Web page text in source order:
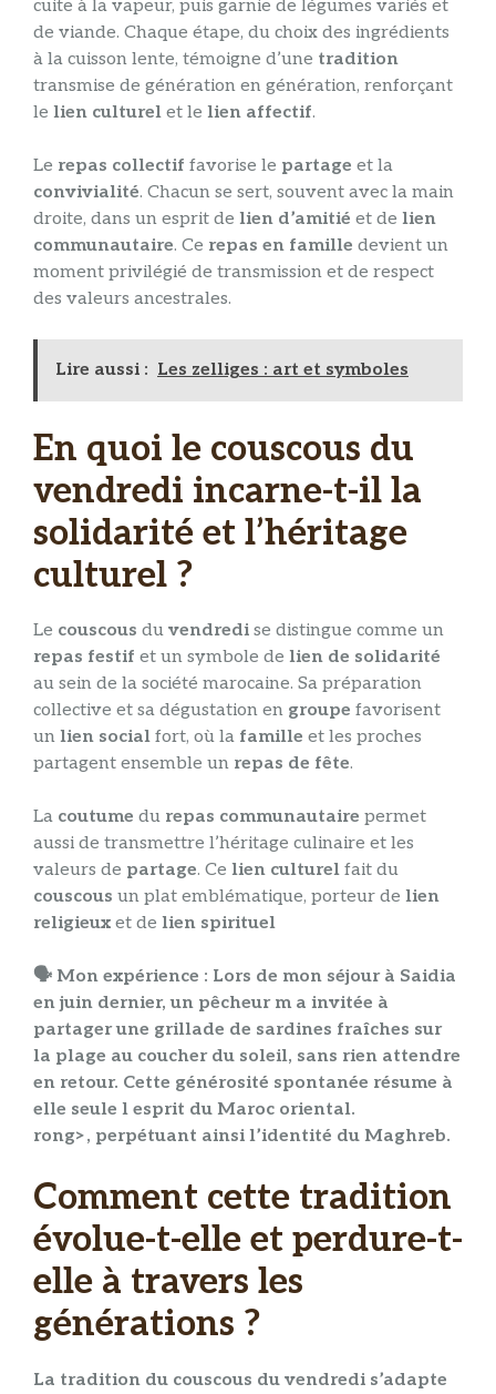
cuite à la vapeur, puis garnie de légumes variés et
de viande. Chaque étape, du choix des ingrédients
à la cuisson lente, témoigne d’une tradition
transmise de génération en génération, renforçant
le lien culturel et le lien affectif.
Le repas collectif favorise le partage et la
convivialité. Chacun se sert, souvent avec la main
droite, dans un esprit de lien d’amitié et de lien
communautaire. Ce repas en famille devient un
moment privilégié de transmission et de respect
des valeurs ancestrales.
Lire aussi : Les zelliges : art et symboles
En quoi le couscous du
vendredi incarne-t-il la
solidarité et l’héritage
culturel ?
Le couscous du vendredi se distingue comme un
repas festif et un symbole de lien de solidarité
au sein de la société marocaine. Sa préparation
collective et sa dégustation en groupe favorisent
un lien social fort, où la famille et les proches
partagent ensemble un repas de fête.
La coutume du repas communautaire permet
aussi de transmettre l’héritage culinaire et les
valeurs de partage. Ce lien culturel fait du
couscous un plat emblématique, porteur de lien
religieux et de lien spirituel
🗣️ Mon expérience : Lors de mon séjour à Saidia
en juin dernier, un pêcheur m a invitée à
partager une grillade de sardines fraîches sur
la plage au coucher du soleil, sans rien attendre
en retour. Cette générosité spontanée résume à
elle seule l esprit du Maroc oriental.
rong>, perpétuant ainsi l’identité du Maghreb.
Comment cette tradition
évolue-t-elle et perdure-t-
elle à travers les
générations ?
La tradition du couscous du vendredi s’adapte